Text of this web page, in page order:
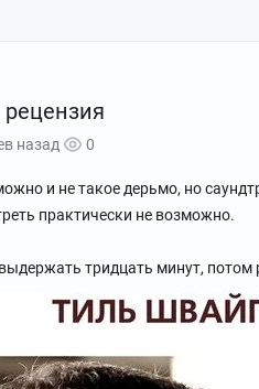
назад 0
и не такое дерьмо, но
практически не возможно.
тридцать минут,